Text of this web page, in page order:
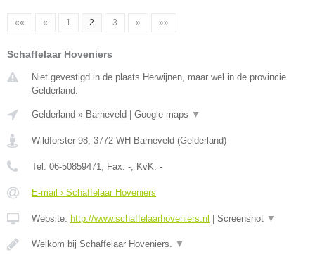
«« « 1 2 3 » »»
Schaffelaar Hoveniers
Niet gevestigd in de plaats Herwijnen, maar wel in de provincie
Gelderland.
Gelderland » Barneveld Google maps ▼
Wildforster 98, 3772 WH Barneveld (Gelderland)
Tel: 06-50859471, Fax: -, KvK: -
E-mail › Schaffelaar Hoveniers
Website: http://www.schaffelaarhoveniers.nl Screenshot ▼
Welkom bij Schaffelaar Hoveniers. ▼